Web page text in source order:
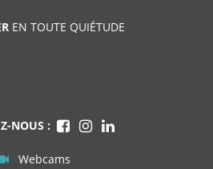
EN TOUTE QUIÉTUDE
NOUS :
Webcams